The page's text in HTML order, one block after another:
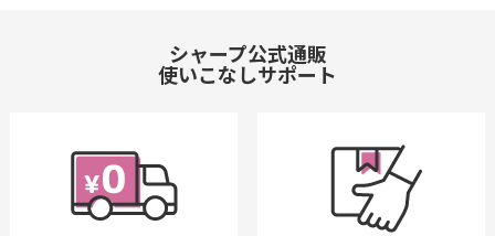
シャープ公式通販
使いこなしサポート